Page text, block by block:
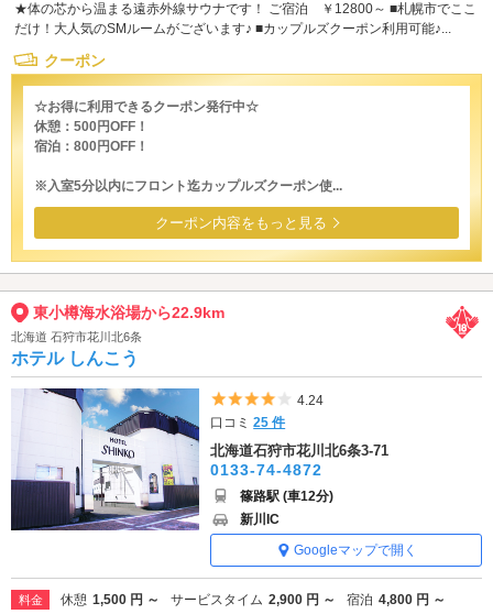
★体の芯から温まる遠赤外線サウナです！ ご宿泊 ￥12800～ ■札幌市でここ
だけ！大人気のSMルームがございます♪ ■カップルズクーポン利用可能♪...
クーポン
☆お得に利用できるクーポン発行中☆
休憩：500円OFF！
宿泊：800円OFF！
※入室5分以内にフロント迄カップルズクーポン使...
クーポン内容をもっと見る
東小樽海水浴場から22.9km
北海道 石狩市花川北6条
ホテル しんこう
5つ星のうち4
4.24
口コミ25 件
北海道石狩市花川北6条3-71
0133-74-4872
篠路駅 (車12分)
新川IC
Googleマップで開く
料金 休憩 1,500 円 ～ サービスタイム 2,900 円 ～ 宿泊 4,800 円 ～